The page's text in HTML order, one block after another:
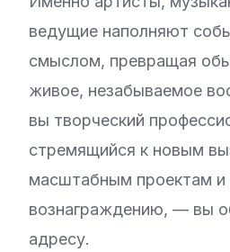
ведущие наполняют
смыслом, превращая
живое, незабываемое
вы творческий
стремящийся к новым
масштабным проектам
вознаграждению, — вы
адресу.